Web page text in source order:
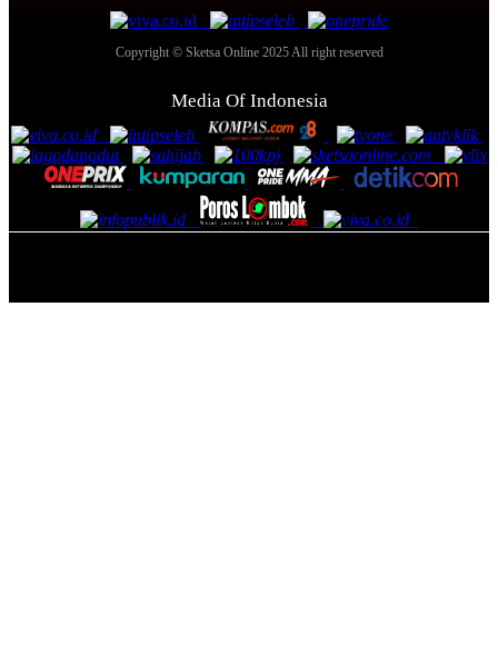
Copyright © Sketsa Online 2025 All right reserved
Media Of Indonesia